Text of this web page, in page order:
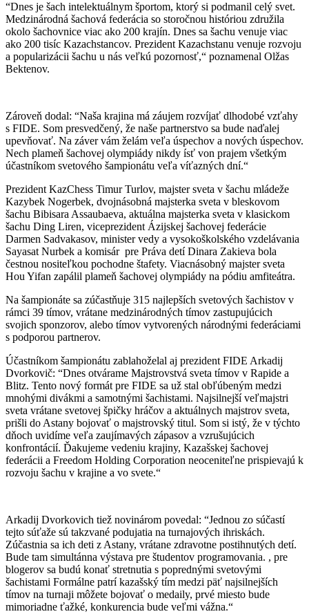
“Dnes je šach intelektuálnym športom, ktorý si podmanil celý svet.
Medzinárodná šachová federácia so storočnou históriou združila
okolo šachovnice viac ako 200 krajín. Dnes sa šachu venuje viac
ako 200 tisíc Kazachstancov. Prezident Kazachstanu venuje rozvoju
a popularizácii šachu u nás veľkú pozornosť,“ poznamenal Olžas
Bektenov.
Zároveň dodal: “Naša krajina má záujem rozvíjať dlhodobé vzťahy
s FIDE. Som presvedčený, že naše partnerstvo sa bude naďalej
upevňovať. Na záver vám želám veľa úspechov a nových úspechov.
Nech plameň šachovej olympiády nikdy ísť von prajem všetkým
účastníkom svetového šampionátu veľa víťazných dní.“
Prezident KazChess Timur Turlov, majster sveta v šachu mládeže
Kazybek Nogerbek, dvojnásobná majsterka sveta v bleskovom
šachu Bibisara Assaubaeva, aktuálna majsterka sveta v klasickom
šachu Ding Liren, viceprezident Ázijskej šachovej federácie
Darmen Sadvakasov, minister vedy a vysokoškolského vzdelávania
Sayasat Nurbek a komisár pre Práva detí Dinara Zakieva bola
čestnou nositeľkou pochodne štafety. Viacnásobný majster sveta
Hou Yifan zapálil plameň šachovej olympiády na pódiu amfiteátra.
Na šampionáte sa zúčastňuje 315 najlepších svetových šachistov v
rámci 39 tímov, vrátane medzinárodných tímov zastupujúcich
svojich sponzorov, alebo tímov vytvorených národnými federáciami
s podporou partnerov.
Účastníkom šampionátu zablahoželal aj prezident FIDE Arkadij
Dvorkovič: “Dnes otvárame Majstrovstvá sveta tímov v Rapide a
Blitz. Tento nový formát pre FIDE sa už stal obľúbeným medzi
mnohými divákmi a samotnými šachistami. Najsilnejší veľmajstri
sveta vrátane svetovej špičky hráčov a aktuálnych majstrov sveta,
prišli do Astany bojovať o majstrovský titul. Som si istý, že v týchto
dňoch uvidíme veľa zaujímavých zápasov a vzrušujúcich
konfrontácií. Ďakujeme vedeniu krajiny, Kazašskej šachovej
federácii a Freedom Holding Corporation neoceniteľne prispievajú k
rozvoju šachu v krajine a vo svete.“
Arkadij Dvorkovich tiež novinárom povedal: “Jednou zo súčastí
tejto súťaže sú takzvané podujatia na turnajových ihriskách.
Zúčastnia sa ich deti z Astany, vrátane zdravotne postihnutých detí.
Bude tam simultánna výstava pre študentov programovania. , pre
blogerov sa budú konať stretnutia s poprednými svetovými
šachistami Formálne patrí kazašský tím medzi päť najsilnejších
tímov na turnaji môžete bojovať o medaily, prvé miesto bude
mimoriadne ťažké, konkurencia bude veľmi vážna.“